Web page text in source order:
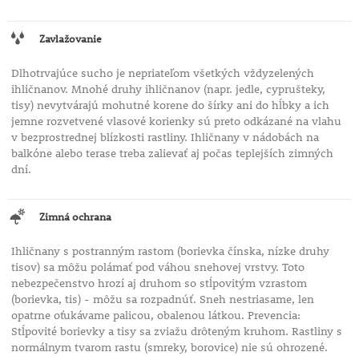
Zavlažovanie
Dlhotrvajúce sucho je nepriateľom všetkých vždyzelených
ihličnanov. Mnohé druhy ihličnanov (napr. jedle, cyprušteky,
tisy) nevytvárajú mohutné korene do šírky ani do hĺbky a ich
jemne rozvetvené vlasové korienky sú preto odkázané na vlahu
v bezprostrednej blízkosti rastliny. Ihličnany v nádobách na
balkóne alebo terase treba zalievať aj počas teplejších zimných
dní.
Zimná ochrana
Ihličnany s postranným rastom (borievka čínska, nízke druhy
tisov) sa môžu polámať pod váhou snehovej vrstvy. Toto
nebezpečenstvo hrozí aj druhom so stĺpovitým vzrastom
(borievka, tis) - môžu sa rozpadnúť. Sneh nestriasame, len
opatrne oťukávame palicou, obalenou látkou. Prevencia:
Stĺpovité borievky a tisy sa zviažu drôteným kruhom. Rastliny s
normálnym tvarom rastu (smreky, borovice) nie sú ohrozené.